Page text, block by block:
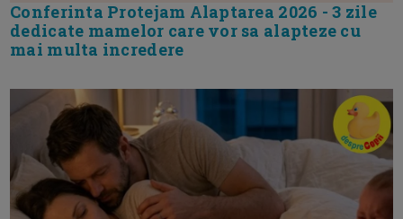
Conferinta Protejam Alaptarea 2026 - 3 zile
dedicate mamelor care vor sa alapteze cu
mai multa incredere